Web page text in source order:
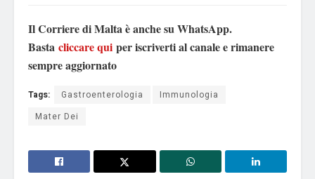
Il Corriere di Malta è anche su WhatsApp.
Basta cliccare qui per iscriverti al canale e rimanere
sempre aggiornato
Tags: Gastroenterologia
Immunologia
Mater Dei